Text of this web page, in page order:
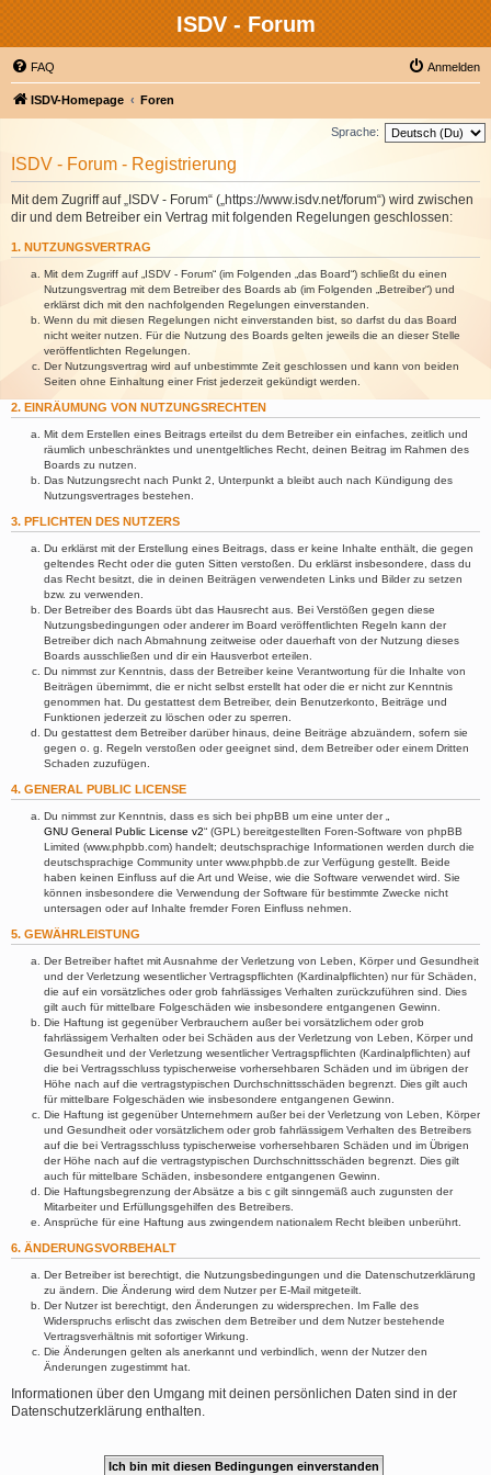
ISDV - Forum
FAQ Anmelden
ISDV-Homepage Foren
Sprache:
ISDV - Forum - Registrierung
Mit dem Zugriff auf „ISDV - Forum“ („https://www.isdv.net/forum“) wird zwischen
dir und dem Betreiber ein Vertrag mit folgenden Regelungen geschlossen:
1. NUTZUNGSVERTRAG
Mit dem Zugriff auf „ISDV - Forum“ (im Folgenden „das Board“) schließt du einen
Nutzungsvertrag mit dem Betreiber des Boards ab (im Folgenden „Betreiber“) und
erklärst dich mit den nachfolgenden Regelungen einverstanden.
Wenn du mit diesen Regelungen nicht einverstanden bist, so darfst du das Board
nicht weiter nutzen. Für die Nutzung des Boards gelten jeweils die an dieser Stelle
veröffentlichten Regelungen.
Der Nutzungsvertrag wird auf unbestimmte Zeit geschlossen und kann von beiden
Seiten ohne Einhaltung einer Frist jederzeit gekündigt werden.
2. EINRÄUMUNG VON NUTZUNGSRECHTEN
Mit dem Erstellen eines Beitrags erteilst du dem Betreiber ein einfaches, zeitlich und
räumlich unbeschränktes und unentgeltliches Recht, deinen Beitrag im Rahmen des
Boards zu nutzen.
Das Nutzungsrecht nach Punkt 2, Unterpunkt a bleibt auch nach Kündigung des
Nutzungsvertrages bestehen.
3. PFLICHTEN DES NUTZERS
Du erklärst mit der Erstellung eines Beitrags, dass er keine Inhalte enthält, die gegen
geltendes Recht oder die guten Sitten verstoßen. Du erklärst insbesondere, dass du
das Recht besitzt, die in deinen Beiträgen verwendeten Links und Bilder zu setzen
bzw. zu verwenden.
Der Betreiber des Boards übt das Hausrecht aus. Bei Verstößen gegen diese
Nutzungsbedingungen oder anderer im Board veröffentlichten Regeln kann der
Betreiber dich nach Abmahnung zeitweise oder dauerhaft von der Nutzung dieses
Boards ausschließen und dir ein Hausverbot erteilen.
Du nimmst zur Kenntnis, dass der Betreiber keine Verantwortung für die Inhalte von
Beiträgen übernimmt, die er nicht selbst erstellt hat oder die er nicht zur Kenntnis
genommen hat. Du gestattest dem Betreiber, dein Benutzerkonto, Beiträge und
Funktionen jederzeit zu löschen oder zu sperren.
Du gestattest dem Betreiber darüber hinaus, deine Beiträge abzuändern, sofern sie
gegen o. g. Regeln verstoßen oder geeignet sind, dem Betreiber oder einem Dritten
Schaden zuzufügen.
4. GENERAL PUBLIC LICENSE
Du nimmst zur Kenntnis, dass es sich bei phpBB um eine unter der „
GNU General Public License v2“ (GPL) bereitgestellten Foren-Software von phpBB
Limited (www.phpbb.com) handelt; deutschsprachige Informationen werden durch die
deutschsprachige Community unter www.phpbb.de zur Verfügung gestellt. Beide
haben keinen Einfluss auf die Art und Weise, wie die Software verwendet wird. Sie
können insbesondere die Verwendung der Software für bestimmte Zwecke nicht
untersagen oder auf Inhalte fremder Foren Einfluss nehmen.
5. GEWÄHRLEISTUNG
Der Betreiber haftet mit Ausnahme der Verletzung von Leben, Körper und Gesundheit
und der Verletzung wesentlicher Vertragspflichten (Kardinalpflichten) nur für Schäden,
die auf ein vorsätzliches oder grob fahrlässiges Verhalten zurückzuführen sind. Dies
gilt auch für mittelbare Folgeschäden wie insbesondere entgangenen Gewinn.
Die Haftung ist gegenüber Verbrauchern außer bei vorsätzlichem oder grob
fahrlässigem Verhalten oder bei Schäden aus der Verletzung von Leben, Körper und
Gesundheit und der Verletzung wesentlicher Vertragspflichten (Kardinalpflichten) auf
die bei Vertragsschluss typischerweise vorhersehbaren Schäden und im übrigen der
Höhe nach auf die vertragstypischen Durchschnittsschäden begrenzt. Dies gilt auch
für mittelbare Folgeschäden wie insbesondere entgangenen Gewinn.
Die Haftung ist gegenüber Unternehmern außer bei der Verletzung von Leben, Körper
und Gesundheit oder vorsätzlichem oder grob fahrlässigem Verhalten des Betreibers
auf die bei Vertragsschluss typischerweise vorhersehbaren Schäden und im Übrigen
der Höhe nach auf die vertragstypischen Durchschnittsschäden begrenzt. Dies gilt
auch für mittelbare Schäden, insbesondere entgangenen Gewinn.
Die Haftungsbegrenzung der Absätze a bis c gilt sinngemäß auch zugunsten der
Mitarbeiter und Erfüllungsgehilfen des Betreibers.
Ansprüche für eine Haftung aus zwingendem nationalem Recht bleiben unberührt.
6. ÄNDERUNGSVORBEHALT
Der Betreiber ist berechtigt, die Nutzungsbedingungen und die Datenschutzerklärung
zu ändern. Die Änderung wird dem Nutzer per E-Mail mitgeteilt.
Der Nutzer ist berechtigt, den Änderungen zu widersprechen. Im Falle des
Widerspruchs erlischt das zwischen dem Betreiber und dem Nutzer bestehende
Vertragsverhältnis mit sofortiger Wirkung.
Die Änderungen gelten als anerkannt und verbindlich, wenn der Nutzer den
Änderungen zugestimmt hat.
Informationen über den Umgang mit deinen persönlichen Daten sind in der
Datenschutzerklärung enthalten.